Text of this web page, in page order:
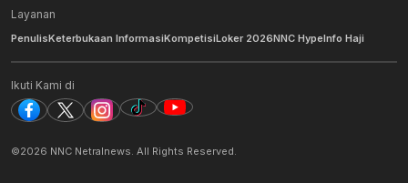
Layanan
PenulisKeterbukaan InformasiKompetisiLoker 2026NNC HypeInfo Haji
Ikuti Kami di
©2026 NNC Netralnews. All Rights Reserved.
BNI Hadirkan Ekosistem Keuangan Digital